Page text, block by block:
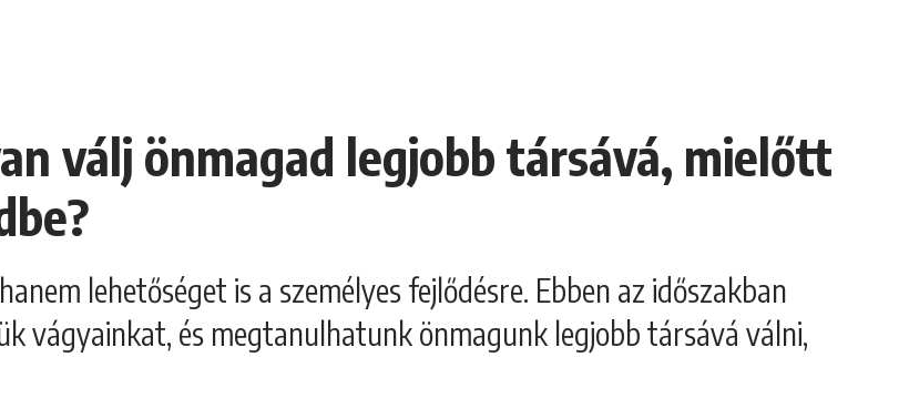
válj önmagad legjobb társává, mielőtt
lehetőséget is a személyes fejlődésre. Ebben az időszakban
vágyainkat, és megtanulhatunk önmagunk legjobb társává válni,